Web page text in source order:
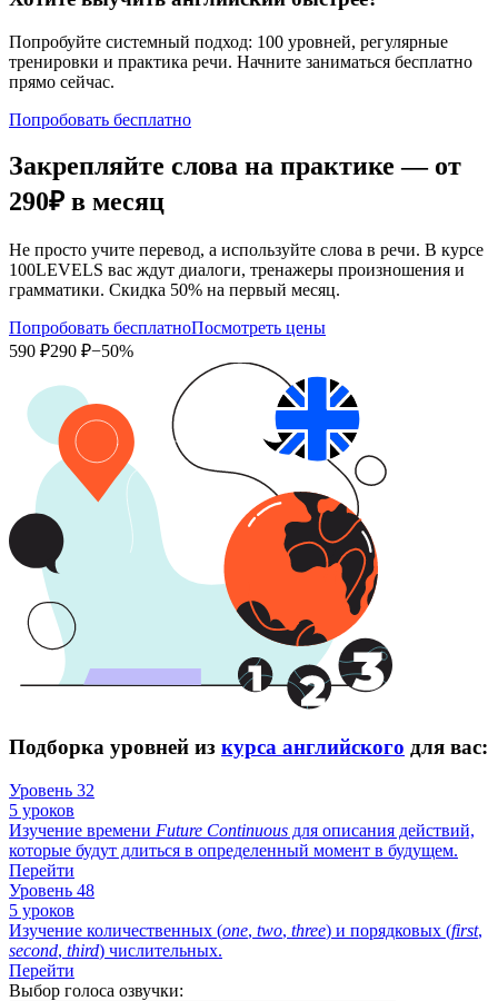
Попробуйте системный подход: 100 уровней, регулярные
тренировки и практика речи. Начните заниматься бесплатно
прямо сейчас.
Попробовать бесплатно
Закрепляйте слова на практике — от
290₽ в месяц
Не просто учите перевод, а используйте слова в речи. В курсе
100LEVELS вас ждут диалоги, тренажеры произношения и
грамматики. Скидка 50% на первый месяц.
Попробовать бесплатноПосмотреть цены
590 ₽290 ₽−50%
Подборка уровней из курса английского для вас:
Уровень 32
5 уроков
Изучение времени Future Continuous для описания действий,
которые будут длиться в определенный момент в будущем.
Перейти
Уровень 48
5 уроков
Изучение количественных (one, two, three) и порядковых (first,
second, third) числительных.
Перейти
Выбор голоса озвучки: